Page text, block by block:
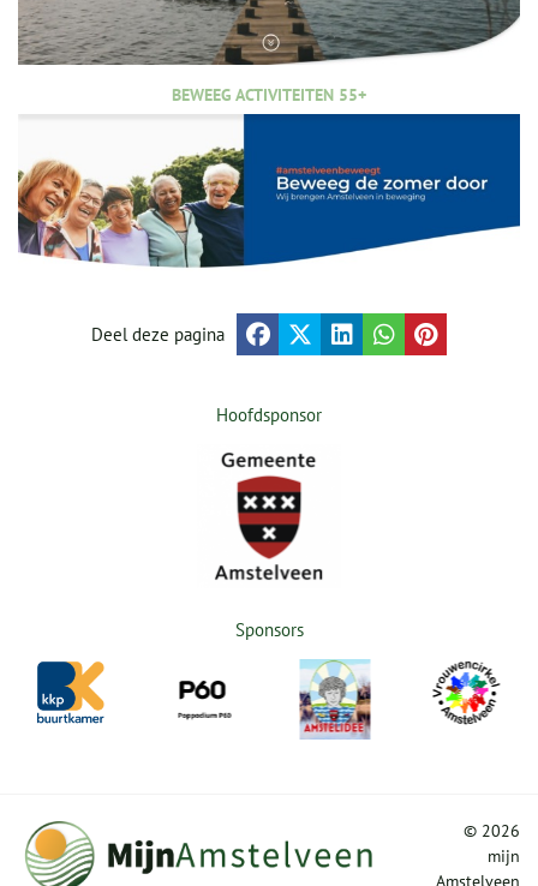
BEWEEG ACTIVITEITEN 55+
Deel deze pagina
Hoofdsponsor
Sponsors
© 2026
mijn
Amstelveen